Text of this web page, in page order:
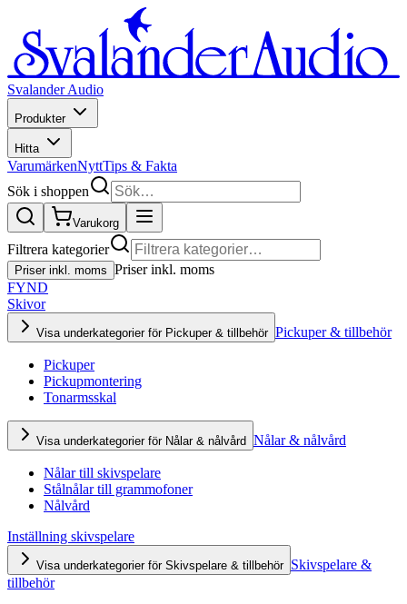
Svalander Audio
Produkter
Hitta
VarumärkenNyttTips & Fakta
Sök i shoppen
Varukorg
Filtrera kategorier
Priser inkl. moms Priser inkl. moms
FYND
Skivor
Visa underkategorier för Pickuper & tillbehör Pickuper & tillbehör
Pickuper
Pickupmontering
Tonarmsskal
Visa underkategorier för Nålar & nålvård Nålar & nålvård
Nålar till skivspelare
Stålnålar till grammofoner
Nålvård
Inställning skivspelare
Visa underkategorier för Skivspelare & tillbehör Skivspelare &
tillbehör